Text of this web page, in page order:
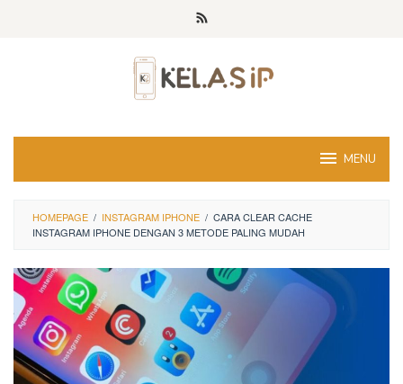
MENU
HOMEPAGE / INSTAGRAM IPHONE / CARA CLEAR CACHE
INSTAGRAM IPHONE DENGAN 3 METODE PALING MUDAH